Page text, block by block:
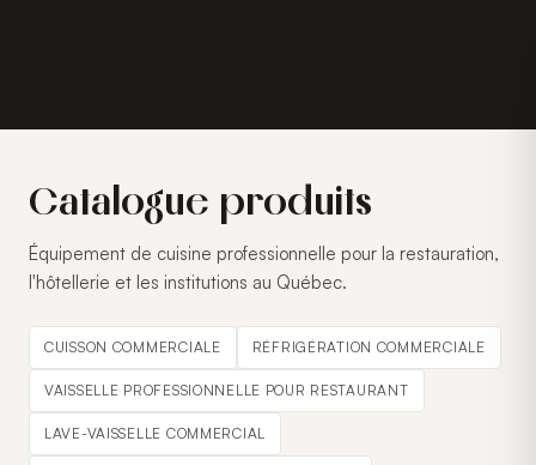
Catalogue produits
Équipement de cuisine professionnelle pour la restauration,
l'hôtellerie et les institutions au Québec.
CUISSON COMMERCIALE RÉFRIGÉRATION COMMERCIALE
VAISSELLE PROFESSIONNELLE POUR RESTAURANT
LAVE-VAISSELLE COMMERCIAL